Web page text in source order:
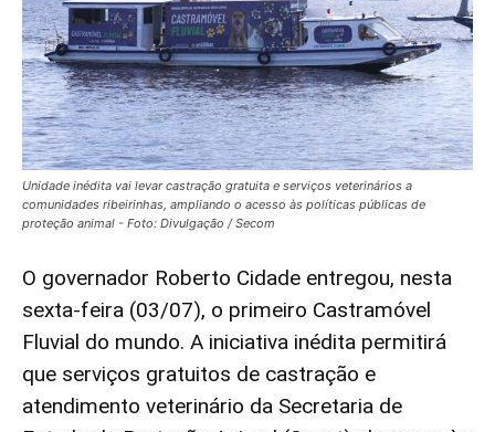
Unidade inédita vai levar castração gratuita e serviços veterinários a
comunidades ribeirinhas, ampliando o acesso às políticas públicas de
proteção animal - Foto: Divulgação / Secom
O governador Roberto Cidade entregou, nesta
sexta-feira (03/07), o primeiro Castramóvel
Fluvial do mundo. A iniciativa inédita permitirá
que serviços gratuitos de castração e
atendimento veterinário da Secretaria de